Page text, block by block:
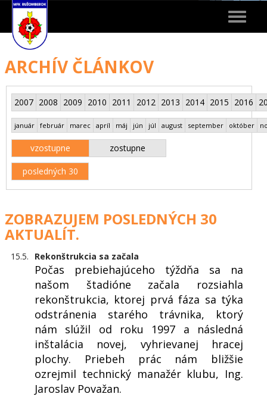
Toggle
ARCHÍV ČLÁNKOV
2007 2008 2009 2010 2011 2012 2013 2014 2015 2016
január február marec apríl máj jún júl august september október
vzostupne zostupne
posledných 30
ZOBRAZUJEM POSLEDNÝCH 30
AKTUALÍT.
15.5. Rekonštrukcia sa začala
Počas prebiehajúceho týždňa sa na
našom štadióne začala rozsiahla
rekonštrukcia, ktorej prvá fáza sa týka
odstránenia starého trávnika, ktorý
nám slúžil od roku 1997 a následná
inštalácia novej, vyhrievanej hracej
plochy. Priebeh prác nám bližšie
ozrejmil technický manažér klubu, Ing.
Jaroslav Považan.